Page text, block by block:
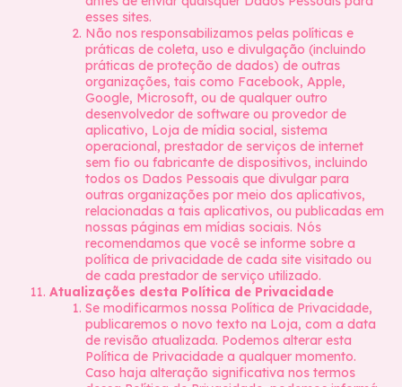
esses sites.
Não nos responsabilizamos pelas políticas e
práticas de coleta, uso e divulgação (incluindo
práticas de proteção de dados) de outras
organizações, tais como Facebook, Apple,
Google, Microsoft, ou de qualquer outro
desenvolvedor de software ou provedor de
aplicativo, Loja de mídia social, sistema
operacional, prestador de serviços de internet
sem fio ou fabricante de dispositivos, incluindo
todos os Dados Pessoais que divulgar para
outras organizações por meio dos aplicativos,
relacionadas a tais aplicativos, ou publicadas em
nossas páginas em mídias sociais. Nós
recomendamos que você se informe sobre a
política de privacidade de cada site visitado ou
de cada prestador de serviço utilizado.
Atualizações desta Política de Privacidade
Se modificarmos nossa Política de Privacidade,
publicaremos o novo texto na Loja, com a data
de revisão atualizada. Podemos alterar esta
Política de Privacidade a qualquer momento.
Caso haja alteração significativa nos termos